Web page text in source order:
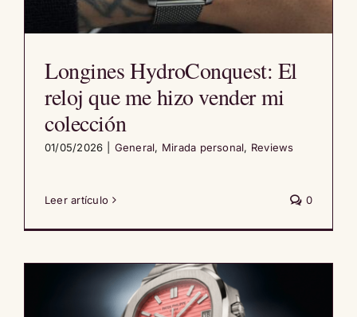
Longines HydroConquest: El
reloj que me hizo vender mi
colección
01/05/2026 General, Mirada personal, Reviews
Leer artículo 0